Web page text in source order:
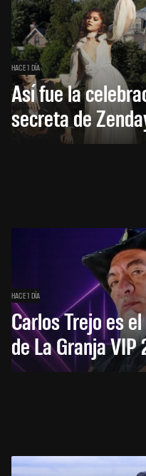
HACE 1 DÍA
Así fue la
secreta de
HACE 1 DÍA
Carlos Trejo es
de La Granja VIP